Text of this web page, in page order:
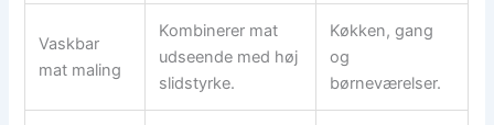
Vaskbar
mat maling
Kombinerer mat
udseende med høj
slidstyrke.
Køkken, gang
og
børneværelser.